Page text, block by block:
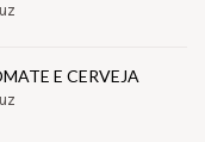
E CERVEJA